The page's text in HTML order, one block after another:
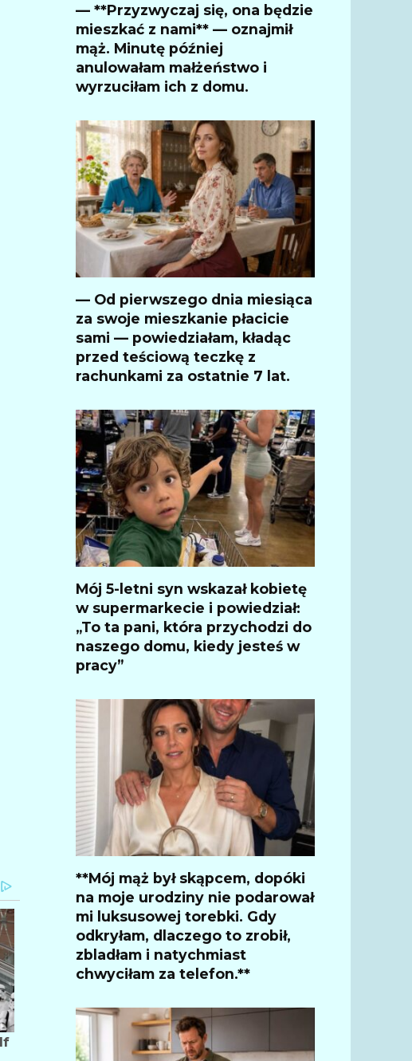
— **Przyzwyczaj się, ona będzie
mieszkać z nami** — oznajmił
mąż. Minutę później
anulowałam małżeństwo i
wyrzuciłam ich z domu.
— Od pierwszego dnia miesiąca
za swoje mieszkanie płacicie
sami — powiedziałam, kładąc
przed teściową teczkę z
rachunkami za ostatnie 7 lat.
Mój 5-letni syn wskazał kobietę
w supermarkecie i powiedział:
„To ta pani, która przychodzi do
naszego domu, kiedy jesteś w
pracy”
**Mój mąż był skąpcem, dopóki
na moje urodziny nie podarował
mi luksusowej torebki. Gdy
odkryłam, dlaczego to zrobił,
zbladłam i natychmiast
chwyciłam za telefon.**